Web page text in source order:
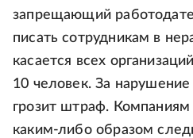
запрещающий
писать сотрудникам в
касается всех
10 человек. За нарушение
грозит штраф.
каким-либо образом